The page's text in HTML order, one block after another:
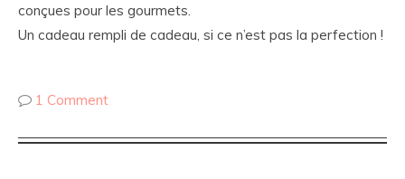
conçues pour les gourmets.
Un cadeau rempli de cadeau, si ce n’est pas la perfection !
1 Comment